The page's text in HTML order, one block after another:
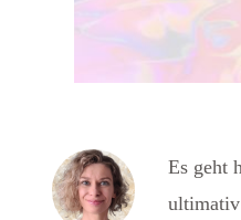
Es geht
ultimativ